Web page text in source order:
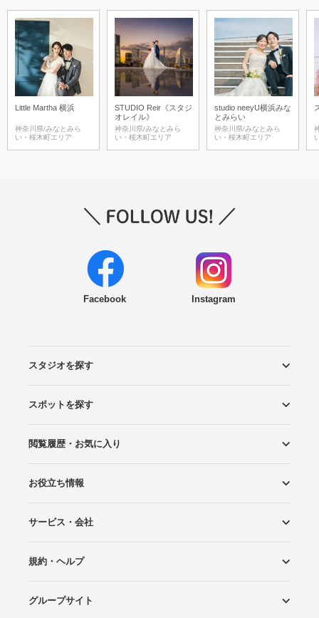
Little Martha 横浜
神奈川県/みなとみら
い・桜木町エリア
STUDIO Reir《スタジ
オレイル》
神奈川県/みなとみら
い・桜木町エリア
studio neeyU横浜みな
とみらい
神奈川県/みなとみら
い・桜木町エリア
Facebook Instagram
スタジオを探す
エリアから探す
こだわりから探す
NEW PHOTO STYLE
プランから探す
フォトタイプ診断
フォトグラファーから探す
国内リゾートから探す
スポットを探す
ロケーションから探す
スタジオから探す
閲覧履歴・お気に入り
閲覧スタジオ
お気に入り
お役立ち情報
Wedding Photo マガジン
はじめてガイド
サービス・会社
Photoraitとは
スタジオの掲載について
お問い合わせ
運営会社
サイトマップ
規約・ヘルプ
プライバシーポリシー
利用規約
ヘルプ
グループサイト